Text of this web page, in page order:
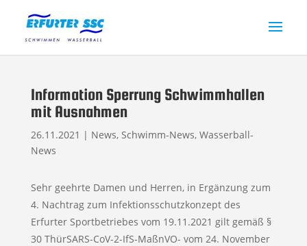
Information Sperrung Schwimmhallen
mit Ausnahmen
26.11.2021 | News, Schwimm-News, Wasserball-
News
Sehr geehrte Damen und Herren, in Ergänzung zum
4. Nachtrag zum Infektionsschutzkonzept des
Erfurter Sportbetriebes vom 19.11.2021 gilt gemäß §
30 ThürSARS-CoV-2-IfS-MaßnVO- vom 24. November